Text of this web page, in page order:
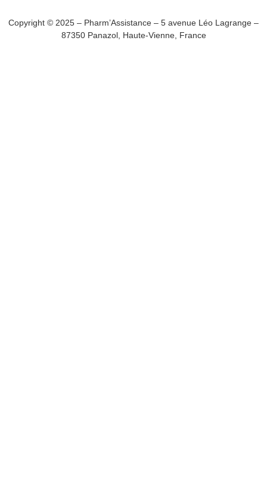
Copyright © 2025 – Pharm’Assistance – 5 avenue Léo Lagrange –
87350 Panazol, Haute-Vienne, France